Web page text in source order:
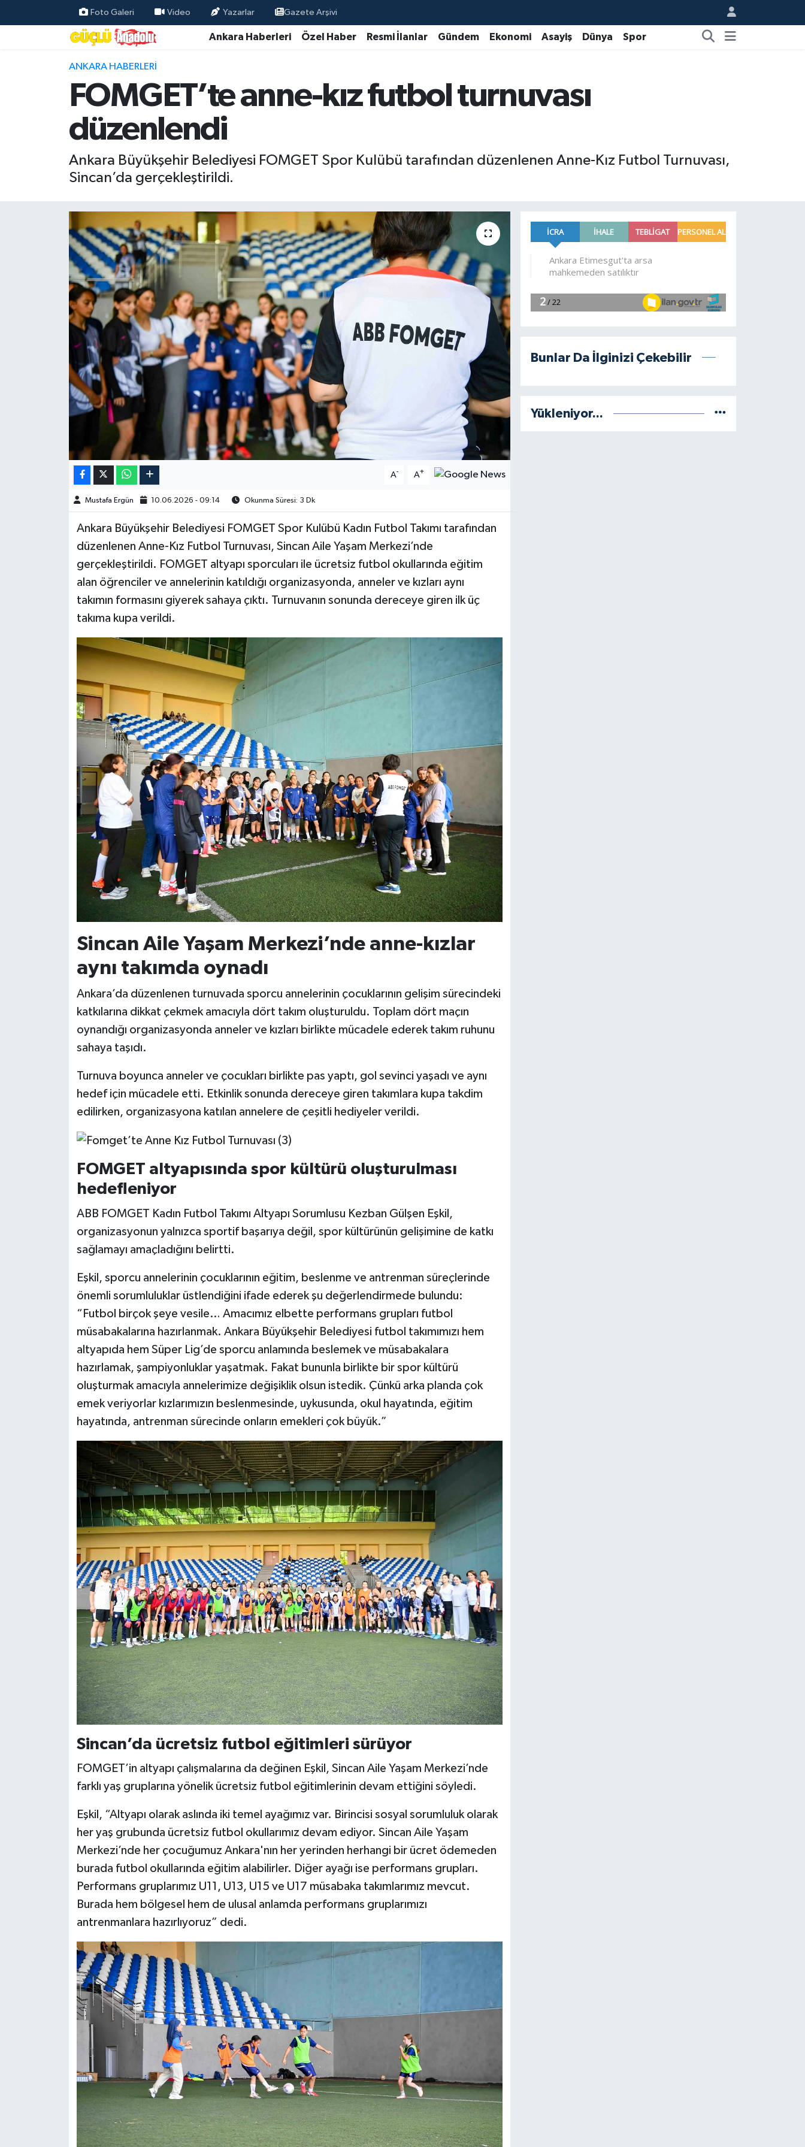
Foto Galeri Video Yazarlar Gazete Arşivi
Ankara Haberleri Özel Haber Resmi İlanlar Gündem Ekonomi Asayiş Dünya Spor
ANKARA HABERLERI
FOMGET’te anne-kız futbol turnuvası
düzenlendi
Ankara Büyükşehir Belediyesi FOMGET Spor Kulübü tarafından düzenlenen Anne-Kız Futbol Turnuvası,
Sincan’da gerçekleştirildi.
A- A+
Mustafa Ergün 10.06.2026 - 09:14 Okunma Süresi: 3 Dk
Ankara Büyükşehir Belediyesi FOMGET Spor Kulübü Kadın Futbol Takımı tarafından
düzenlenen Anne-Kız Futbol Turnuvası, Sincan Aile Yaşam Merkezi’nde
gerçekleştirildi. FOMGET altyapı sporcuları ile ücretsiz futbol okullarında eğitim
alan öğrenciler ve annelerinin katıldığı organizasyonda, anneler ve kızları aynı
takımın formasını giyerek sahaya çıktı. Turnuvanın sonunda dereceye giren ilk üç
takıma kupa verildi.
Sincan Aile Yaşam Merkezi’nde anne-kızlar
aynı takımda oynadı
Ankara’da düzenlenen turnuvada sporcu annelerinin çocuklarının gelişim sürecindeki
katkılarına dikkat çekmek amacıyla dört takım oluşturuldu. Toplam dört maçın
oynandığı organizasyonda anneler ve kızları birlikte mücadele ederek takım ruhunu
sahaya taşıdı.
Turnuva boyunca anneler ve çocukları birlikte pas yaptı, gol sevinci yaşadı ve aynı
hedef için mücadele etti. Etkinlik sonunda dereceye giren takımlara kupa takdim
edilirken, organizasyona katılan annelere de çeşitli hediyeler verildi.
FOMGET altyapısında spor kültürü oluşturulması
hedefleniyor
ABB FOMGET Kadın Futbol Takımı Altyapı Sorumlusu Kezban Gülşen Eşkil,
organizasyonun yalnızca sportif başarıya değil, spor kültürünün gelişimine de katkı
sağlamayı amaçladığını belirtti.
Eşkil, sporcu annelerinin çocuklarının eğitim, beslenme ve antrenman süreçlerinde
önemli sorumluluklar üstlendiğini ifade ederek şu değerlendirmede bulundu:
“Futbol birçok şeye vesile… Amacımız elbette performans grupları futbol
müsabakalarına hazırlanmak. Ankara Büyükşehir Belediyesi futbol takımımızı hem
altyapıda hem Süper Lig’de sporcu anlamında beslemek ve müsabakalara
hazırlamak, şampiyonluklar yaşatmak. Fakat bununla birlikte bir spor kültürü
oluşturmak amacıyla annelerimize değişiklik olsun istedik. Çünkü arka planda çok
emek veriyorlar kızlarımızın beslenmesinde, uykusunda, okul hayatında, eğitim
hayatında, antrenman sürecinde onların emekleri çok büyük.”
Sincan’da ücretsiz futbol eğitimleri sürüyor
FOMGET’in altyapı çalışmalarına da değinen Eşkil, Sincan Aile Yaşam Merkezi’nde
farklı yaş gruplarına yönelik ücretsiz futbol eğitimlerinin devam ettiğini söyledi.
Eşkil, “Altyapı olarak aslında iki temel ayağımız var. Birincisi sosyal sorumluluk olarak
her yaş grubunda ücretsiz futbol okullarımız devam ediyor. Sincan Aile Yaşam
Merkezi’nde her çocuğumuz Ankara'nın her yerinden herhangi bir ücret ödemeden
burada futbol okullarında eğitim alabilirler. Diğer ayağı ise performans grupları.
Performans gruplarımız U11, U13, U15 ve U17 müsabaka takımlarımız mevcut.
Burada hem bölgesel hem de ulusal anlamda performans gruplarımızı
antrenmanlara hazırlıyoruz” dedi.
Bunlar Da İlginizi Çekebilir
Yükleniyor...
Özel Haber
Resmi İlanlar
Ekonomi
Gündem
Magazin
Burç Yorumları
Hava Durumu
Kim kimdir?
Kültür Sanat
Yaşam-Çevre